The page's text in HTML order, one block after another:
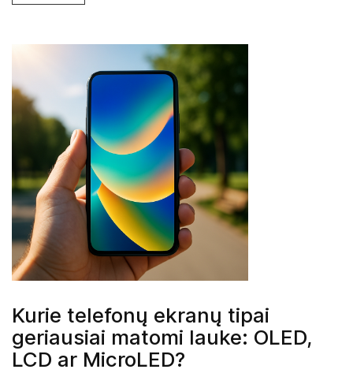
Kurie telefonų ekranų tipai
geriausiai matomi lauke: OLED,
LCD ar MicroLED?